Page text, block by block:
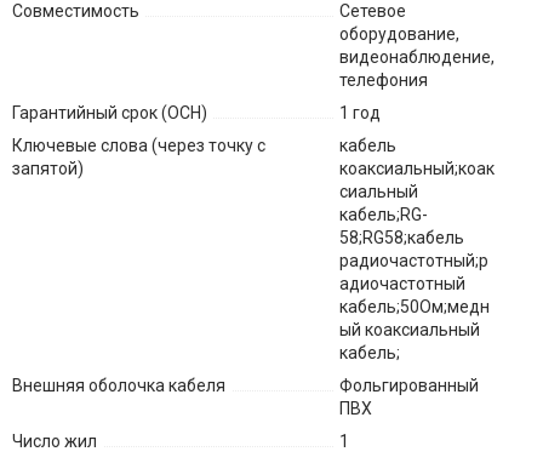
Совместимость
Сетевое
оборудование,
видеонаблюдение,
телефония
Гарантийный срок (ОСН)
1 год
Ключевые слова (через точку с
запятой)
кабель
коаксиальный;коак
сиальный
кабель;RG-
58;RG58;кабель
радиочастотный;р
адиочастотный
кабель;50Ом;медн
ый коаксиальный
кабель;
Внешняя оболочка кабеля
Фольгированный
ПВХ
Число жил
1